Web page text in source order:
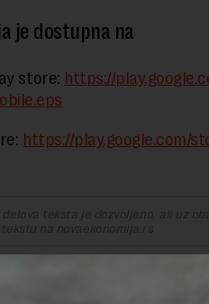
je dostupna na
store: https://
https://play.google.com/
delova teksta je dozvoljeno, ali uz
na novaekonomija.rs